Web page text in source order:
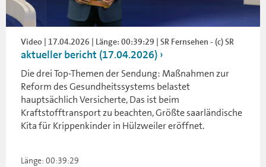
Video | 17.04.2026 | Länge: 00:39:29 | SR Fernsehen - (c) SR
aktueller bericht (17.04.2026)
Die drei Top-Themen der Sendung: Maßnahmen zur
Reform des Gesundheitssystems belastet
hauptsächlich Versicherte, Das ist beim
Kraftstofftransport zu beachten, Größte saarländische
Kita für Krippenkinder in Hülzweiler eröffnet.
Länge: 00:39:29